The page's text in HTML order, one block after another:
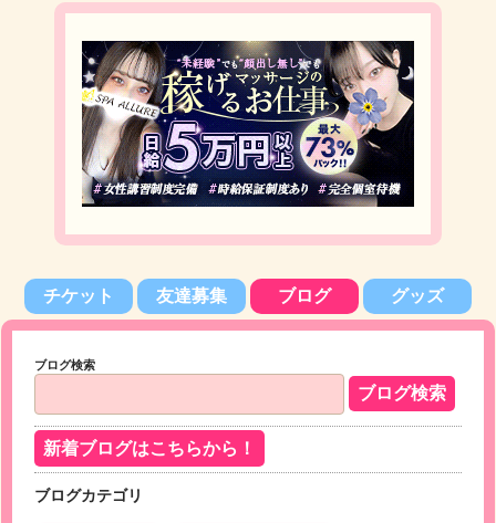
チケット 友達募集 ブログ グッズ
ブログ検索
新着ブログはこちらから！
ブログカテゴリ